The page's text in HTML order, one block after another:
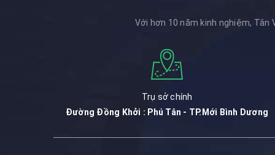
Với hơn 10 năm kinh nghiệm, Tân
Trụ sở chính
Đường Đồng Khởi : Phú Tân - TP.Mới Bình Dương